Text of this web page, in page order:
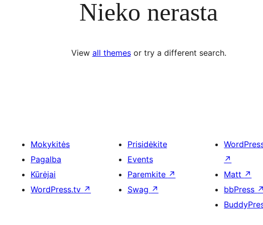
Nieko nerasta
View all themesor try a different search.
Mokykitės
Pagalba
Kūrėjai
WordPress.tv ↗
Prisidėkite
Events
Paremkite ↗
Swag ↗
↗
Matt ↗
bbPress ↗